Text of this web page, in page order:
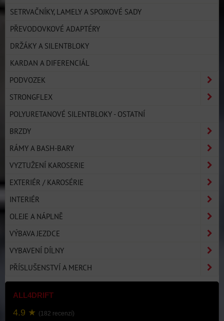
SETRVAČNÍKY, LAMELY A SPOJKOVÉ SADY
PŘEVODOVKOVÉ ADAPTÉRY
DRŽÁKY A SILENTBLOKY
KARDAN A DIFERENCIÁL
PODVOZEK
STRONGFLEX
POLYURETANOVÉ SILENTBLOKY - OSTATNÍ
BRZDY
RÁMY A BASH-BARY
VYZTUŽENÍ KAROSERIE
EXTERIÉR / KAROSÉRIE
INTERIÉR
OLEJE A NÁPLNĚ
VÝBAVA JEZDCE
VYBAVENÍ DÍLNY
PŘÍSLUŠENSTVÍ A MERCH
ALL4DRIFT
4.9 ★ (182 recenzí)